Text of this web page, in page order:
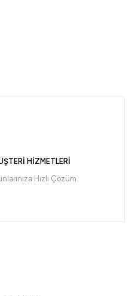
HİZMETLERİ
Hızlı Çözüm